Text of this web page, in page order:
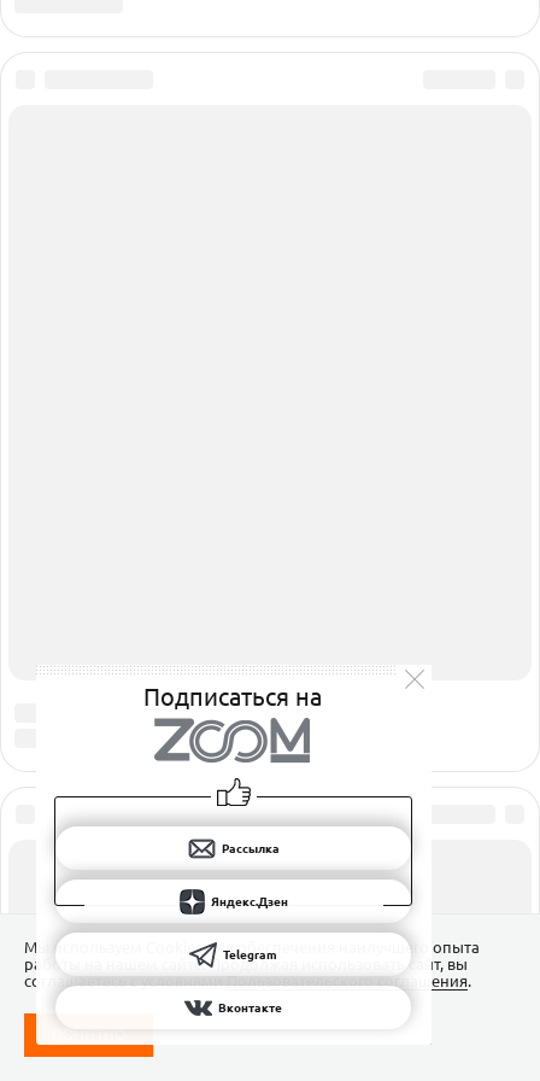
Подписаться на
Рассылка
Яндекс.Дзен
Telegram
Вконтакте
Мы используем Сookies для обеспечения наилучшего опыта
работы на нашем сайте. Продолжая использовать сайт, вы
соглашаетесь с условиямиПользовательского соглашения.
ПОНЯТНО